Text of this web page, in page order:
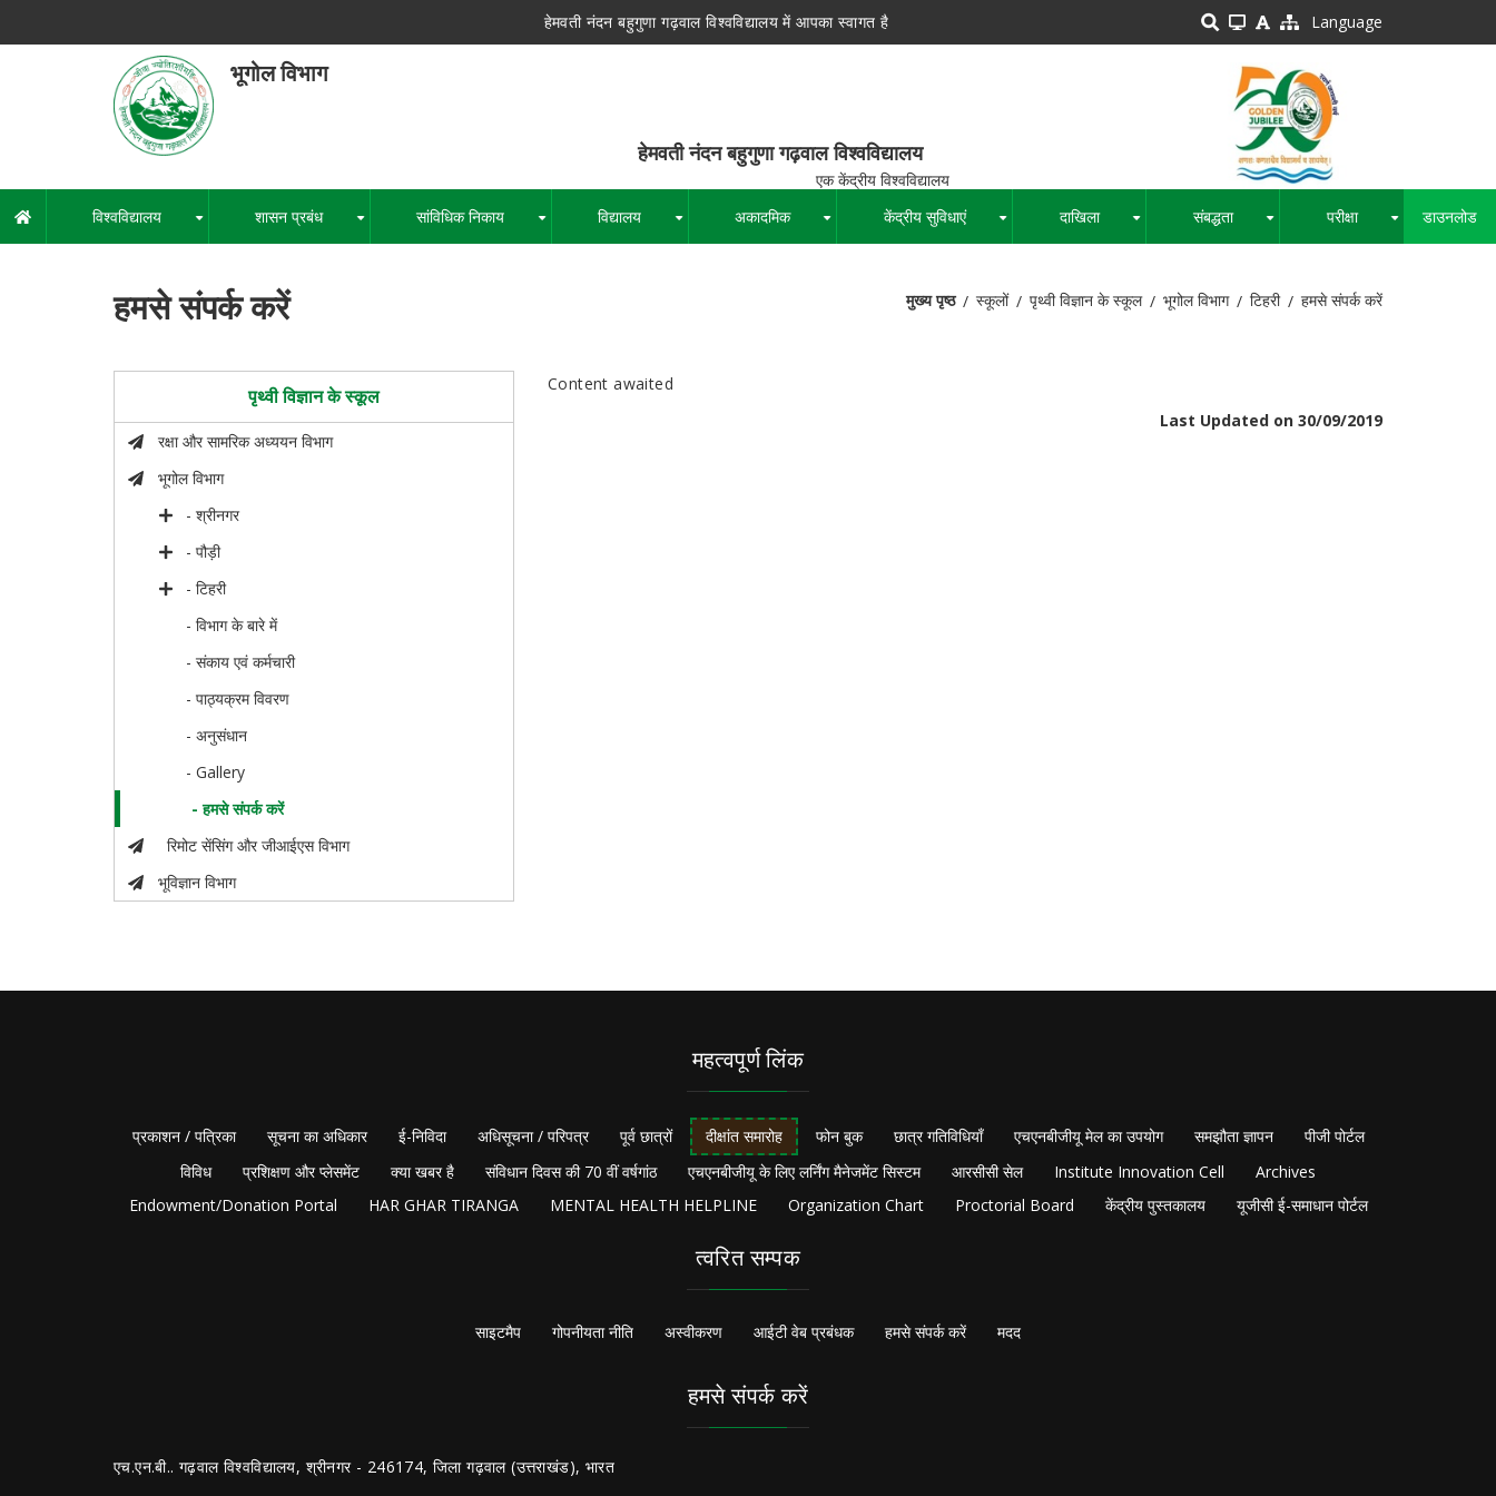
हेमवती नंदन बहुगुणा गढ़वाल विश्वविद्यालय में आपका स्वागत है Language
भूगोल विभाग
हेमवती नंदन बहुगुणा गढ़वाल विश्वविद्यालय
एक केंद्रीय विश्वविद्यालय
मुख्य
नेविगेशन
विश्वविद्यालय शासन प्रबंध सांविधिक निकाय विद्यालय अकादमिक केंद्रीय सुविधाएं दाखिला संबद्धता परीक्षा डाउनलोड
हमसे संपर्क करें मुख्य पृष्ठ स्कूलों पृथ्वी विज्ञान के स्कूल भूगोल विभाग टिहरी हमसे संपर्क करें
पृथ्वी विज्ञान के स्कूल
रक्षा और सामरिक अध्ययन विभाग
भूगोल विभाग
- श्रीनगर
- पौड़ी
- टिहरी
- विभाग के बारे में
- संकाय एवं कर्मचारी
- पाठ्यक्रम विवरण
- अनुसंधान
- Gallery
- हमसे संपर्क करें
रिमोट सेंसिंग और जीआईएस विभाग
भूविज्ञान विभाग
Content awaited
Last Updated on 30/09/2019
महत्वपूर्ण लिंक
प्रकाशन / पत्रिका सूचना का अधिकार ई-निविदा अधिसूचना / परिपत्र पूर्व छात्रों दीक्षांत समारोह फोन बुक छात्र गतिविधियाँ एचएनबीजीयू मेल का उपयोग समझौता ज्ञापन
पीजी पोर्टल
विविध
प्रशिक्षण और प्लेसमेंट क्या खबर है संविधान दिवस की 70 वीं वर्षगांठ एचएनबीजीयू के लिए लर्निंग मैनेजमेंट सिस्टम आरसीसी सेल Institute Innovation Cell
Archives
Endowment/Donation Portal
HAR GHAR TIRANGA MENTAL HEALTH HELPLINE Organization Chart Proctorial Board केंद्रीय पुस्तकालय यूजीसी ई-समाधान पोर्टल
त्वरित सम्पक
साइटमैप गोपनीयता नीति अस्वीकरण आईटी वेब प्रबंधक हमसे संपर्क करें मदद
हमसे संपर्क करें
एच.एन.बी.. गढ़वाल विश्वविद्यालय, श्रीनगर - 246174, जिला गढ़वाल (उत्तराखंड), भारत